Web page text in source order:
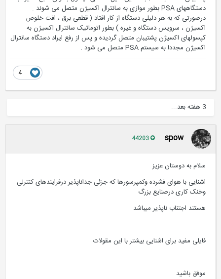
دستگاههای PSA بطور موازی به سانترال اکسیژن متصل می شوند .
درصورتی که به هر دلیلی دستگاه از کار افتاد ( قطعی برق ، افت خلوص
اکسیژن ، سرویس دستگاه و غیره ) بطور اتوماتیک سانترال اکسیژن به
کپسولهای اکسیژن پشتیبان متصل گردیده و پس از رفع ایراد دستگاه سانترال
اکسیژن مجددا به سیستم PSA متصل می شود .
spow
سلام به دوستان عزیز
اشنایی با هوای فشرده وکمپرسورها که جزئی جداناپذیر درفرایندهای کنترلی
وخنک کاری درصنایع بزرگ
هستند اجتناب ناپذیر میباشد
فایلی مفید برای اشنایی بیشتر با این مقولات
موفق باشید